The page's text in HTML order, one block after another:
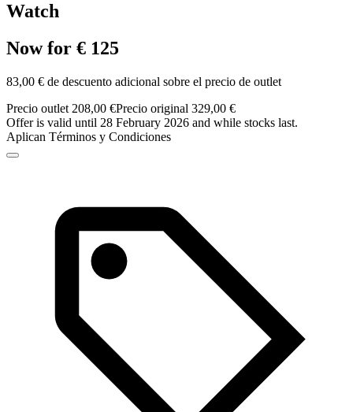
Watch
Now for € 125
83,00 € de descuento adicional sobre el precio de outlet
Precio outlet 208,00 €Precio original 329,00 €
Offer is valid until 28 February 2026 and while stocks last.
Aplican Términos y Condiciones